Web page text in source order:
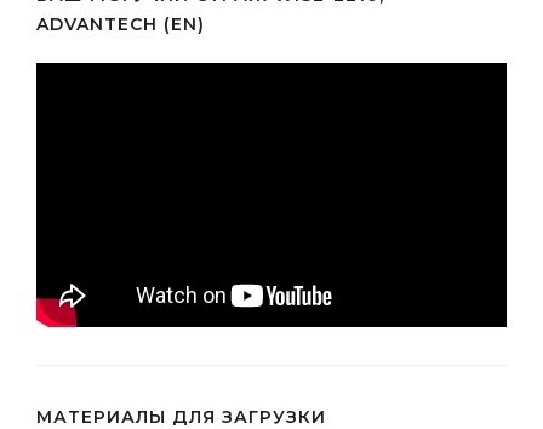
ADVANTECH (EN)
МАТЕРИАЛЫ ДЛЯ ЗАГРУЗКИ